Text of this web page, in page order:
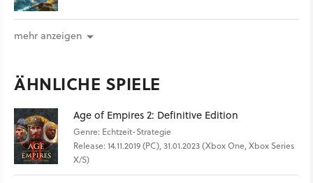
mehr anzeigen
ÄHNLICHE SPIELE
Age of Empires 2: Definitive Edition
Genre: Echtzeit-Strategie
Release: 14.11.2019 (PC), 31.01.2023 (Xbox One, Xbox Series
X/S)